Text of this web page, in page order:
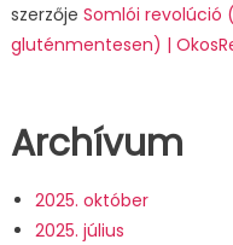
szerzője Somlói revolúció
gluténmentesen) |
Archívum
2025. október
2025. július